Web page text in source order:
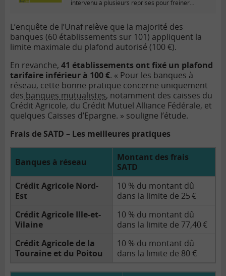
intervenu à plusieurs reprises pour freiner
L’enquête de l’Unaf relève que la majorité des
banques (60 établissements sur 101) appliquent la
limite maximale du plafond autorisé (100 €).
En revanche, 41 établissements ont fixé un plafond
tarifaire inférieur à 100 €. « Pour les banques à
réseau, cette bonne pratique concerne uniquement
des banques mutualistes, notamment des caisses du
Crédit Agricole, du Crédit Mutuel Alliance Fédérale, et
quelques Caisses d’Epargne. » souligne l’étude.
Frais de SATD – Les meilleures pratiques
Banques à réseau
Montant des frais
SATD
Crédit Agricole Nord-
Est
10 % du montant dû
dans la limite de 25 €
Crédit Agricole Ille-et-
Vilaine
10 % du montant dû
dans la limite de 77,40 €
Crédit Agricole de la
Touraine et du Poitou
10 % du montant dû
dans la limite de 80 €